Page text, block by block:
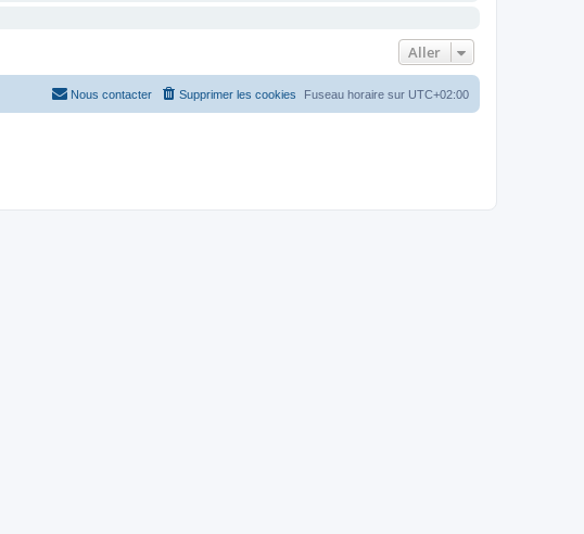
Aller
Fuseau horaire sur UTC+02:00
Supprimer les cookies
Nous contacter